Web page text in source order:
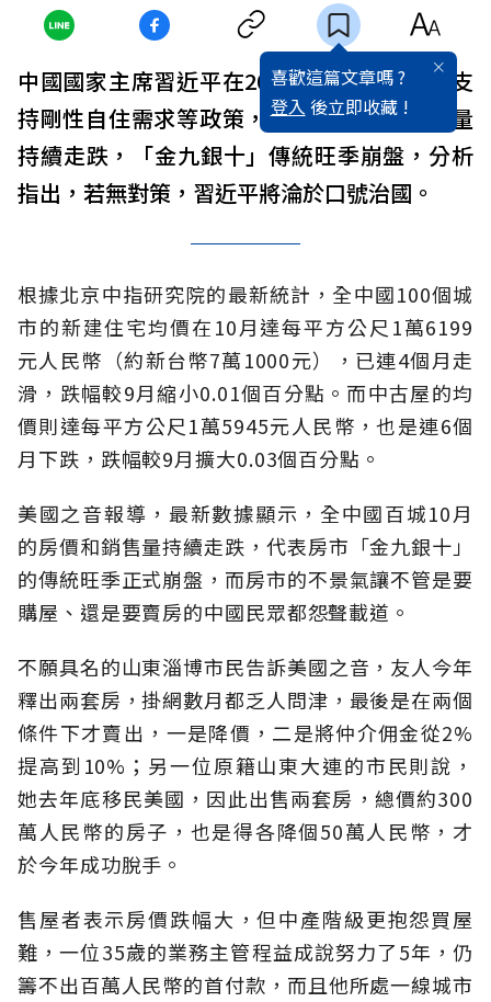
喜歡這篇文章嗎 ?
登入 後立即收藏 !
中國國家主席習近平在20大重申房住不炒等支
持剛性自住需求等政策，但中國百城10月價量
持續走跌，「金九銀十」傳統旺季崩盤，分析
指出，若無對策，習近平將淪於口號治國。
根據北京中指研究院的最新統計，全中國100個城
市的新建住宅均價在10月達每平方公尺1萬6199
元人民幣（約新台幣7萬1000元），已連4個月走
滑，跌幅較9月縮小0.01個百分點。而中古屋的均
價則達每平方公尺1萬5945元人民幣，也是連6個
月下跌，跌幅較9月擴大0.03個百分點。
美國之音報導，最新數據顯示，全中國百城10月
的房價和銷售量持續走跌，代表房市「金九銀十」
的傳統旺季正式崩盤，而房市的不景氣讓不管是要
購屋、還是要賣房的中國民眾都怨聲載道。
不願具名的山東淄博市民告訴美國之音，友人今年
釋出兩套房，掛網數月都乏人問津，最後是在兩個
條件下才賣出，一是降價，二是將仲介佣金從2%
提高到10%；另一位原籍山東大連的市民則說，
她去年底移民美國，因此出售兩套房，總價約300
萬人民幣的房子，也是得各降個50萬人民幣，才
於今年成功脫手。
售屋者表示房價跌幅大，但中產階級更抱怨買屋
難，一位35歲的業務主管程益成說努力了5年，仍
籌不出百萬人民幣的首付款，而且他所處一線城市